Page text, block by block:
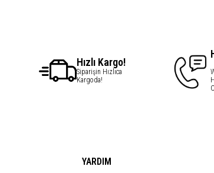
Hızlı Kargo!
Siparişin Hızlıca
Kargoda!
YARDIM